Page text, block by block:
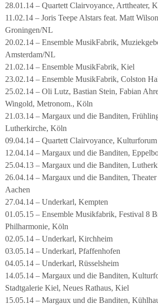
28.01.14 – Quartett Clairvoyance, Arttheater,
11.02.14 – Joris Teepe Alstars feat. Matt
Groningen/NL
20.02.14 – Ensemble MusikFabrik,
Amsterdam/NL
21.02.14 – Ensemble MusikFabrik, Kiel
23.02.14 – Ensemble MusikFabrik, Colston
25.02.14 – Oli Lutz, Bastian Stein, Fabian
Wingold, Metronom., Köln
21.03.14 – Margaux und die Banditen,
Lutherkirche, Köln
09.04.14 – Quartett Clairvoyance,
12.04.14 – Margaux und die Banditen,
25.04.13 – Margaux und die Banditen,
26.04.14 – Margaux und die Banditen,
Aachen
27.04.14 – Underkarl, Kempten
01.05.15 – Ensemble Musikfabrik, Festival 8
Philharmonie, Köln
02.05.14 – Underkarl, Kirchheim
03.05.14 – Underkarl, Pfaffenhofen
04.05.14 – Underkarl, Rüsselsheim
14.05.14 – Margaux und die Banditen,
Stadtgalerie Kiel, Neues Rathaus, Kiel
15.05.14 – Margaux und die Banditen,